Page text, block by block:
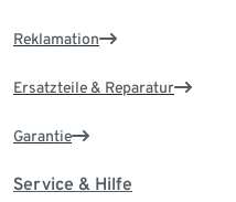
Reklamation
Ersatzteile & Reparatur
Garantie
Service & Hilfe